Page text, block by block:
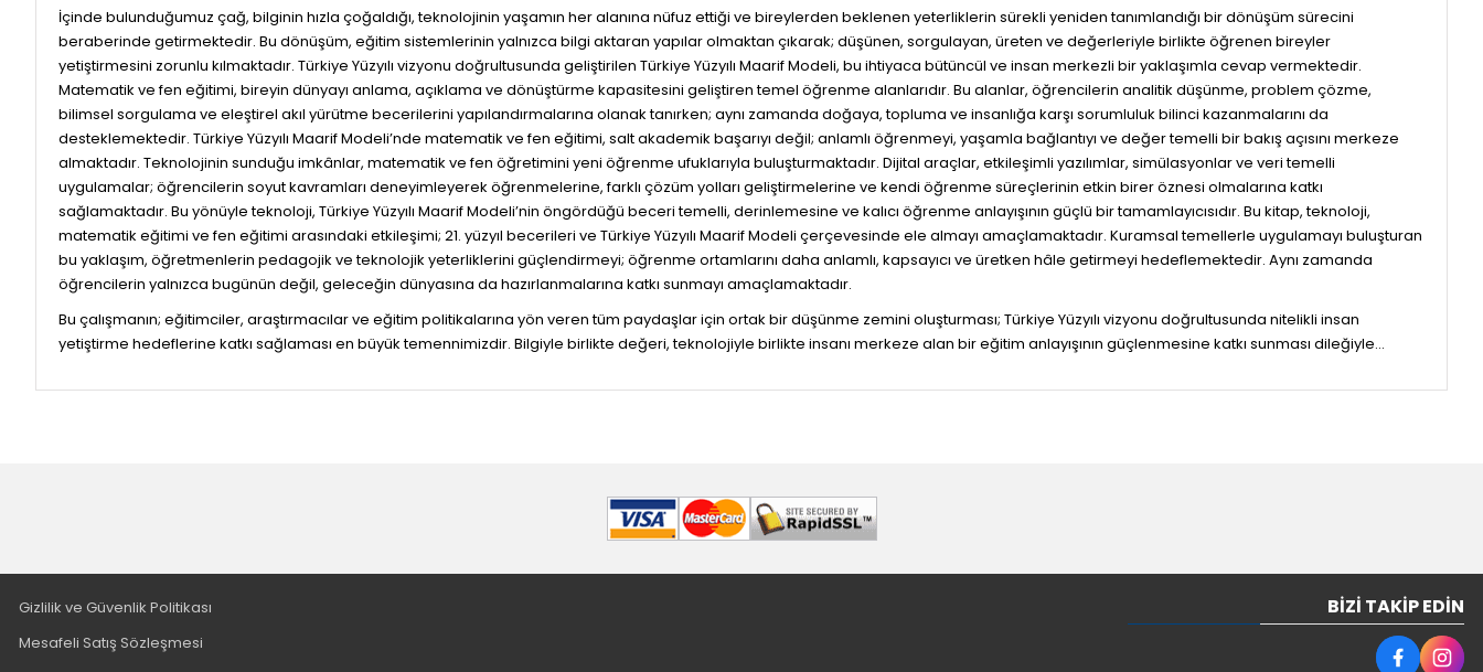
İçinde bulunduğumuz çağ, bilginin hızla çoğaldığı, teknolojinin yaşamın her alanına nüfuz ettiği ve bireylerden beklenen yeterliklerin sürekli yeniden tanımlandığı bir dönüşüm sürecini
beraberinde getirmektedir. Bu dönüşüm, eğitim sistemlerinin yalnızca bilgi aktaran yapılar olmaktan çıkarak; düşünen, sorgulayan, üreten ve değerleriyle birlikte öğrenen bireyler
yetiştirmesini zorunlu kılmaktadır. Türkiye Yüzyılı vizyonu doğrultusunda geliştirilen Türkiye Yüzyılı Maarif Modeli, bu ihtiyaca bütüncül ve insan merkezli bir yaklaşımla cevap vermektedir.
Matematik ve fen eğitimi, bireyin dünyayı anlama, açıklama ve dönüştürme kapasitesini geliştiren temel öğrenme alanlarıdır. Bu alanlar, öğrencilerin analitik düşünme, problem çözme,
bilimsel sorgulama ve eleştirel akıl yürütme becerilerini yapılandırmalarına olanak tanırken; aynı zamanda doğaya, topluma ve insanlığa karşı sorumluluk bilinci kazanmalarını da
desteklemektedir. Türkiye Yüzyılı Maarif Modeli’nde matematik ve fen eğitimi, salt akademik başarıyı değil; anlamlı öğrenmeyi, yaşamla bağlantıyı ve değer temelli bir bakış açısını merkeze
almaktadır. Teknolojinin sunduğu imkânlar, matematik ve fen öğretimini yeni öğrenme ufuklarıyla buluşturmaktadır. Dijital araçlar, etkileşimli yazılımlar, simülasyonlar ve veri temelli
uygulamalar; öğrencilerin soyut kavramları deneyimleyerek öğrenmelerine, farklı çözüm yolları geliştirmelerine ve kendi öğrenme süreçlerinin etkin birer öznesi olmalarına katkı
sağlamaktadır. Bu yönüyle teknoloji, Türkiye Yüzyılı Maarif Modeli’nin öngördüğü beceri temelli, derinlemesine ve kalıcı öğrenme anlayışının güçlü bir tamamlayıcısıdır. Bu kitap, teknoloji,
matematik eğitimi ve fen eğitimi arasındaki etkileşimi; 21. yüzyıl becerileri ve Türkiye Yüzyılı Maarif Modeli çerçevesinde ele almayı amaçlamaktadır. Kuramsal temellerle uygulamayı buluşturan
bu yaklaşım, öğretmenlerin pedagojik ve teknolojik yeterliklerini güçlendirmeyi; öğrenme ortamlarını daha anlamlı, kapsayıcı ve üretken hâle getirmeyi hedeflemektedir. Aynı zamanda
öğrencilerin yalnızca bugünün değil, geleceğin dünyasına da hazırlanmalarına katkı sunmayı amaçlamaktadır.
Bu çalışmanın; eğitimciler, araştırmacılar ve eğitim politikalarına yön veren tüm paydaşlar için ortak bir düşünme zemini oluşturması; Türkiye Yüzyılı vizyonu doğrultusunda nitelikli insan
yetiştirme hedeflerine katkı sağlaması en büyük temennimizdir. Bilgiyle birlikte değeri, teknolojiyle birlikte insanı merkeze alan bir eğitim anlayışının güçlenmesine katkı sunması dileğiyle…
Gizlilik ve Güvenlik Politikası
Mesafeli Satış Sözleşmesi
BIZI TAKIP EDIN